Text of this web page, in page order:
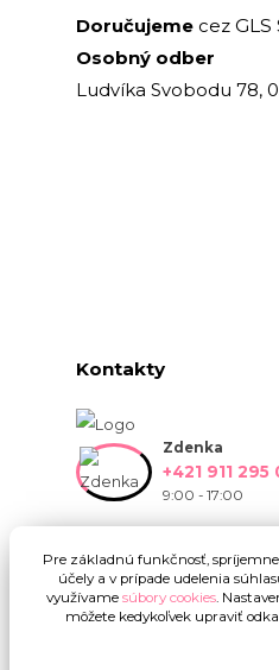
Doručujeme cez GLS
Osobný odber
Ludvíka Svobodu 78,
Kontakty
Zdenka
+421 911 295
9:00 - 17:00
Pre základnú funkčnosť,
účely a v prípade udelenia
využívame súbory cookies.
môžete kedykoľvek upraviť